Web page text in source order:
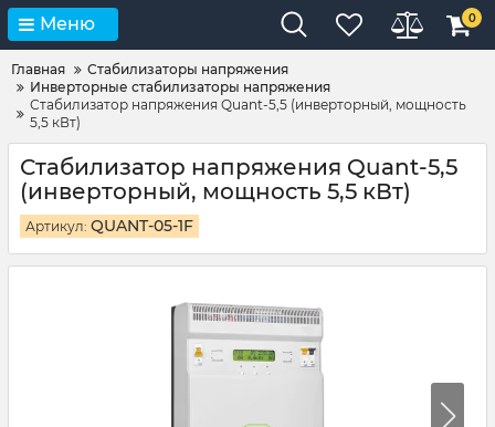
Меню 0
Главная
Стабилизаторы напряжения
Инверторные стабилизаторы напряжения
Стабилизатор напряжения Quant-5,5 (инверторный, мощность
5,5 кВт)
Стабилизатор напряжения Quant-5,5
(инверторный, мощность 5,5 кВт)
Артикул: QUANT-05-1F